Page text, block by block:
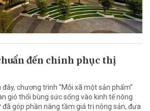
đến chinh phục thị
chương trình “Mỗi xã một sản phẩm”
gió thổi bùng sức sống vào kinh tế nông
đã góp phần nâng tầm giá trị nông sản, đưa